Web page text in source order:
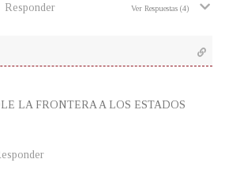
Responder Ver Respuestas (4)
LA FRONTERA A LOS ESTADOS